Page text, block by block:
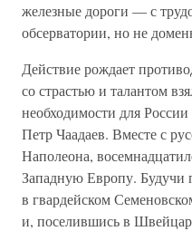
железные дороги — с
обсерватории, но не
Действие рождает
со страстью и талантом
необходимости для
Петр Чаадаев. Вместе с
Наполеона,
Западную Европу.
в гвардейском
и, поселившись в